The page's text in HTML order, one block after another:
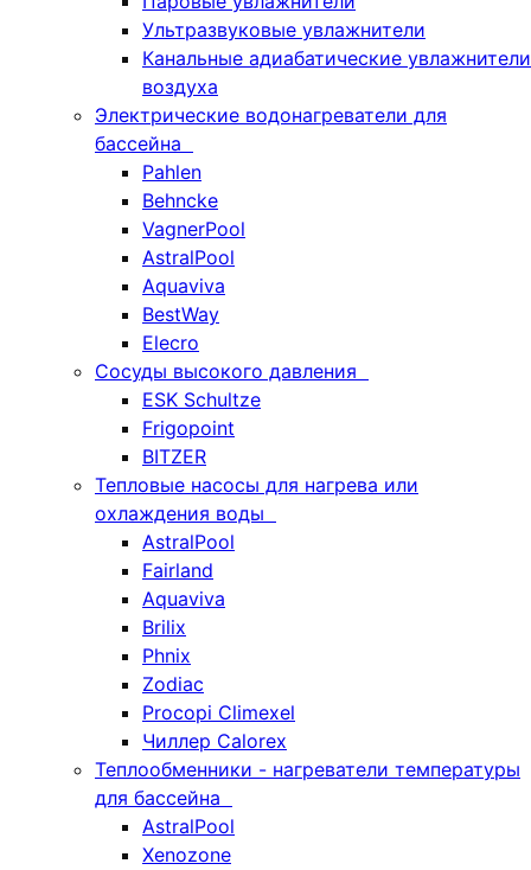
Ультразвуковые увлажнители
Канальные адиабатические увлажнители
воздуха
Электрические водонагреватели для
бассейна
Pahlen
Behncke
VagnerPool
AstralPool
Aquaviva
BestWay
Elecro
Сосуды высокого давления
ESK Schultze
Frigopoint
BITZER
Тепловые насосы для нагрева или
охлаждения воды
AstralPool
Fairland
Aquaviva
Brilix
Phnix
Zodiac
Procopi Climexel
Чиллер Calorex
Теплообменники - нагреватели температуры
для бассейна
AstralPool
Xenozone